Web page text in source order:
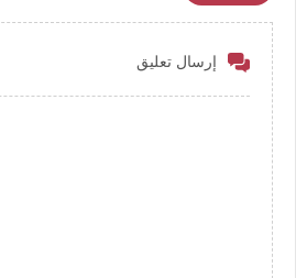
إرسال تعليق